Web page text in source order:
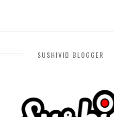
SUSHIVID BLOGGER